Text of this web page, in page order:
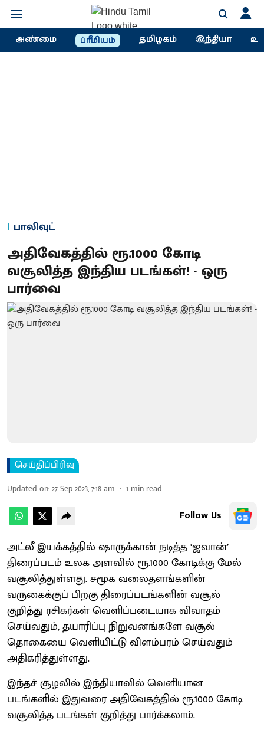
அண்மை ப்ரீமியம் தமிழகம் இந்தியா
பாலிவுட்
அதிவேகத்தில் ரூ.1000 கோடி
வசூலித்த இந்திய படங்கள்! - ஒரு
பார்வை
செய்திப்பிரிவு
Updated on:27 Sep 2023, 7:18 am 1 min read
Follow Us
அட்லீ இயக்கத்தில் ஷாருக்கான் நடித்த ‘ஜவான்’
திரைப்படம் உலக அளவில் ரூ.1000 கோடிக்கு மேல்
வசூலித்துள்ளது. சமூக வலைதளங்களின்
வருகைக்குப் பிறகு திரைப்படங்களின் வசூல்
குறித்து ரசிகர்கள் வெளிப்படையாக விவாதம்
செய்வதும், தயாரிப்பு நிறுவனங்களே வசூல்
தொகையை வெளியிட்டு விளம்பரம் செய்வதும்
அதிகரித்துள்ளது.
இந்தச் சூழலில் இந்தியாவில் வெளியான
படங்களில் இதுவரை அதிவேகத்தில் ரூ.1000 கோடி
வசூலித்த படங்கள் குறித்து பார்க்கலாம்.